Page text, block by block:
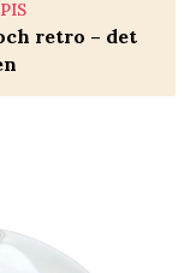
retro – det